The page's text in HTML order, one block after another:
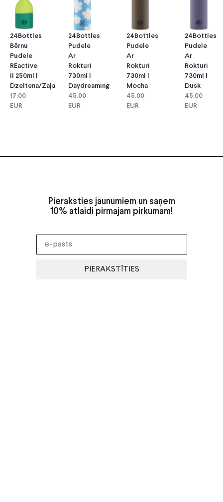
24Bottles
Bērnu
Pudele
REactive
II 250ml |
Dzeltena/Zaļa
17.00
EUR
24Bottles
Pudele
Ar
Rokturi
730ml |
Daydreaming
45.00
EUR
24Bottles
Pudele
Ar
Rokturi
730ml |
Mocha
45.00
EUR
24Bottles
Pudele
Ar
Rokturi
730ml |
Dusk
45.00
EUR
Pieraksties jaunumiem un saņem
10% atlaidi pirmajam pirkumam!
PIERAKSTĪTIES